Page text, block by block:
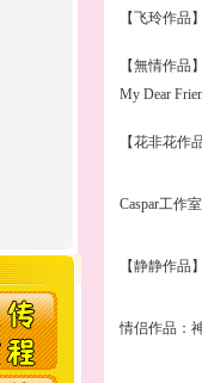
【飞玲作品
【無情作
My Dear
【花非花作
Caspar工作
【静静作品
情侣作品：